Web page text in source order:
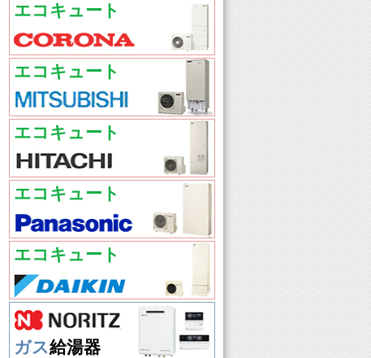
エコキュート
エコキュート
エコキュート
エコキュート
エコキュート
ガス給湯器